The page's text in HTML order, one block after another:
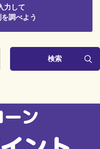
力して
調べよう
検索